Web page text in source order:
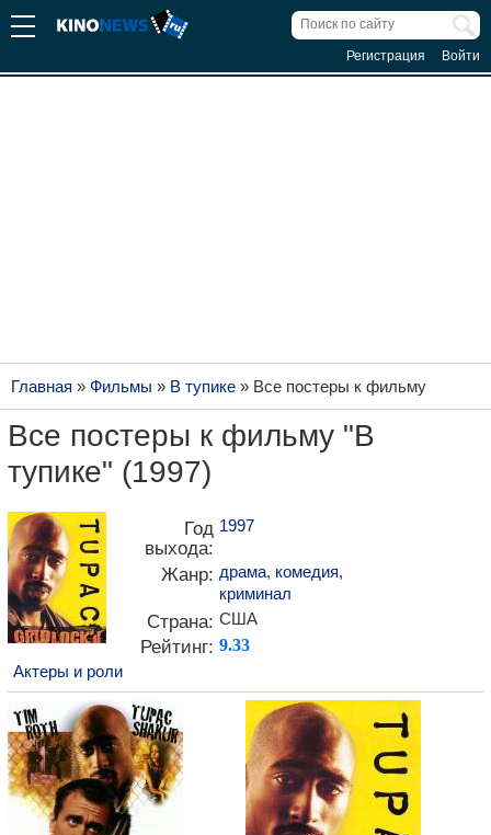
Регистрация Войти
Главная » Фильмы » В тупике » Все постеры к фильму
Все постеры к фильму "В
тупике" (1997)
Год
выхода:
1997
Жанр: драма, комедия,
криминал
Страна: США
Рейтинг: 9.33
Актеры и роли